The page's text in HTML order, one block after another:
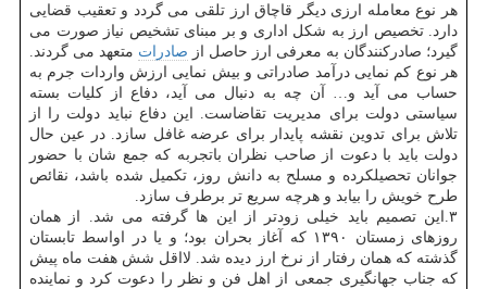
هر نوع معامله ارزی دیگر قاچاق ارز تلقی می گردد و تعقیب قضایی
دارد. تخصیص ارز به شكل اداری و بر مبنای تشخیص نیاز صورت می
گیرد؛ صادركنندگان به معرفی ارز حاصل از صادرات متعهد می گردند.
هر نوع كم نمایی درآمد صادراتی و بیش نمایی ارزش واردات جرم به
حساب می آید و… آن چه به دنبال می آید، دفاع از كلیات بسته
سیاستی دولت برای مدیریت تقاضاست. این دفاع نباید دولت را از
تلاش برای تدوین نقشه پایدار برای عرضه غافل سازد. در عین حال
دولت باید با دعوت از صاحب نظران باتجربه كه جمع شان با حضور
جوانان تحصیلكرده و مسلح به دانش روز، تكمیل شده باشد، نقائص
طرح خویش را بیابد و هرچه سریع تر برطرف سازد.
۳.این تصمیم باید خیلی زودتر از این ها گرفته می شد. از همان
روزهای زمستان ۱۳۹۰ كه آغاز بحران بود؛ و یا در اواسط تابستان
گذشته كه همان رفتار از نرخ ارز دیده شد. لااقل شش هفت ماه پیش
كه جناب جهانگیری جمعی از اهل فن و نظر را دعوت كرد و نماینده